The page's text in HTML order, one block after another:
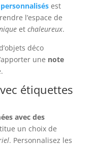
personnalisésest
l’espace de
et chaleureux.
déco
une note
étiquettes
avec des
un choix de
. Personnalisez les